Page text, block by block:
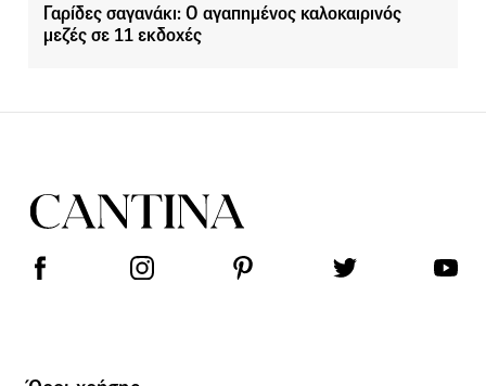
Γαρίδες σαγανάκι: Ο αγαπημένος καλοκαιρινός
μεζές σε 11 εκδοχές